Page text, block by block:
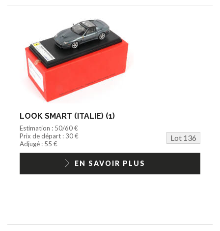
LOOK SMART (ITALIE) (1)
Estimation : 50/60 €
Prix de départ : 30 €
Lot 136
Adjugé : 55 €
EN SAVOIR PLUS